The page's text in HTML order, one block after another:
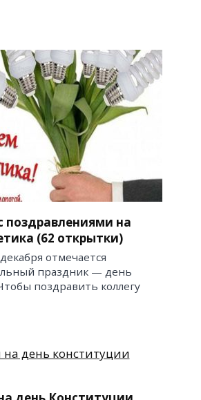
поздравлениями на
(62 открытки)
отмечается
праздник — день
поздравить коллегу